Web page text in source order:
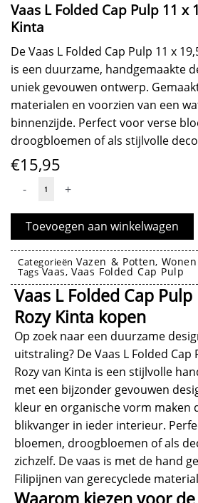
Vaas L Folded Cap Pulp 11 x
Kinta
De Vaas L Folded Cap Pulp 11 x
is een duurzame, handgemaakte
uniek gevouwen ontwerp.
materialen en voorzien van een
binnenzijde. Perfect voor verse
droogbloemen of als stijlvolle
€15,95
-
Folded
Cap
Pulp
11
x
19,5
cm
Rozy
Kinta
aantal
+
Toevoegen aan winkelwagen
Categorieën Vazen & Potten, Wonen
Tags Vaas,Vaas Folded Cap Pulp
Vaas L Folded Cap
Rozy Kinta kopen
Op zoek naar een duurzame
uitstraling? De Vaas L Folded Cap
Rozy van Kinta is een stijlvolle
met een bijzonder gevouwen
kleur en organische vorm maken
blikvanger in ieder interieur.
bloemen, droogbloemen of als
zichzelf. De vaas is met de hand
Filipijnen van gerecyclede